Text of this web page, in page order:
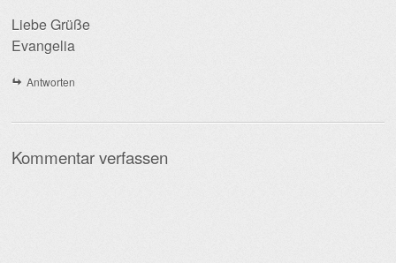
Liebe Grüße
Evangelia
Antworten
Kommentar verfassen